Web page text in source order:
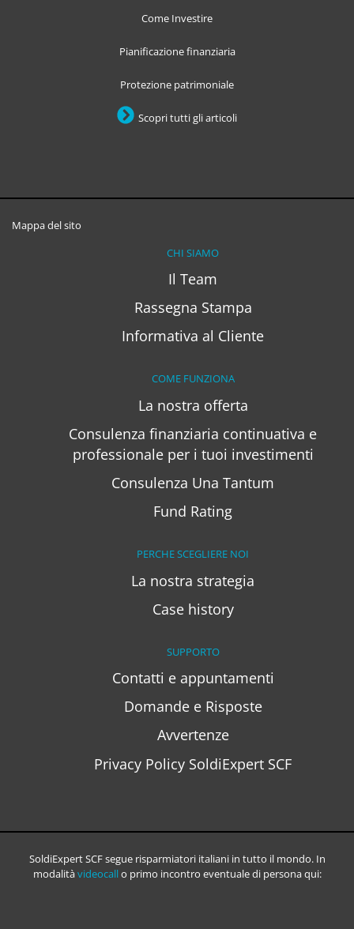
Come Investire
Pianificazione finanziaria
Protezione patrimoniale
Scopri tutti gli articoli
Mappa del sito
CHI SIAMO
Il Team
Rassegna Stampa
Informativa al Cliente
COME FUNZIONA
La nostra offerta
Consulenza finanziaria continuativa e
professionale per i tuoi investimenti
Consulenza Una Tantum
Fund Rating
PERCHE SCEGLIERE NOI
La nostra strategia
Case history
SUPPORTO
Contatti e appuntamenti
Domande e Risposte
Avvertenze
Privacy Policy SoldiExpert SCF
SoldiExpert SCF segue risparmiatori italiani in tutto il mondo. In
modalitàvideocallo primo incontro eventuale di persona qui: